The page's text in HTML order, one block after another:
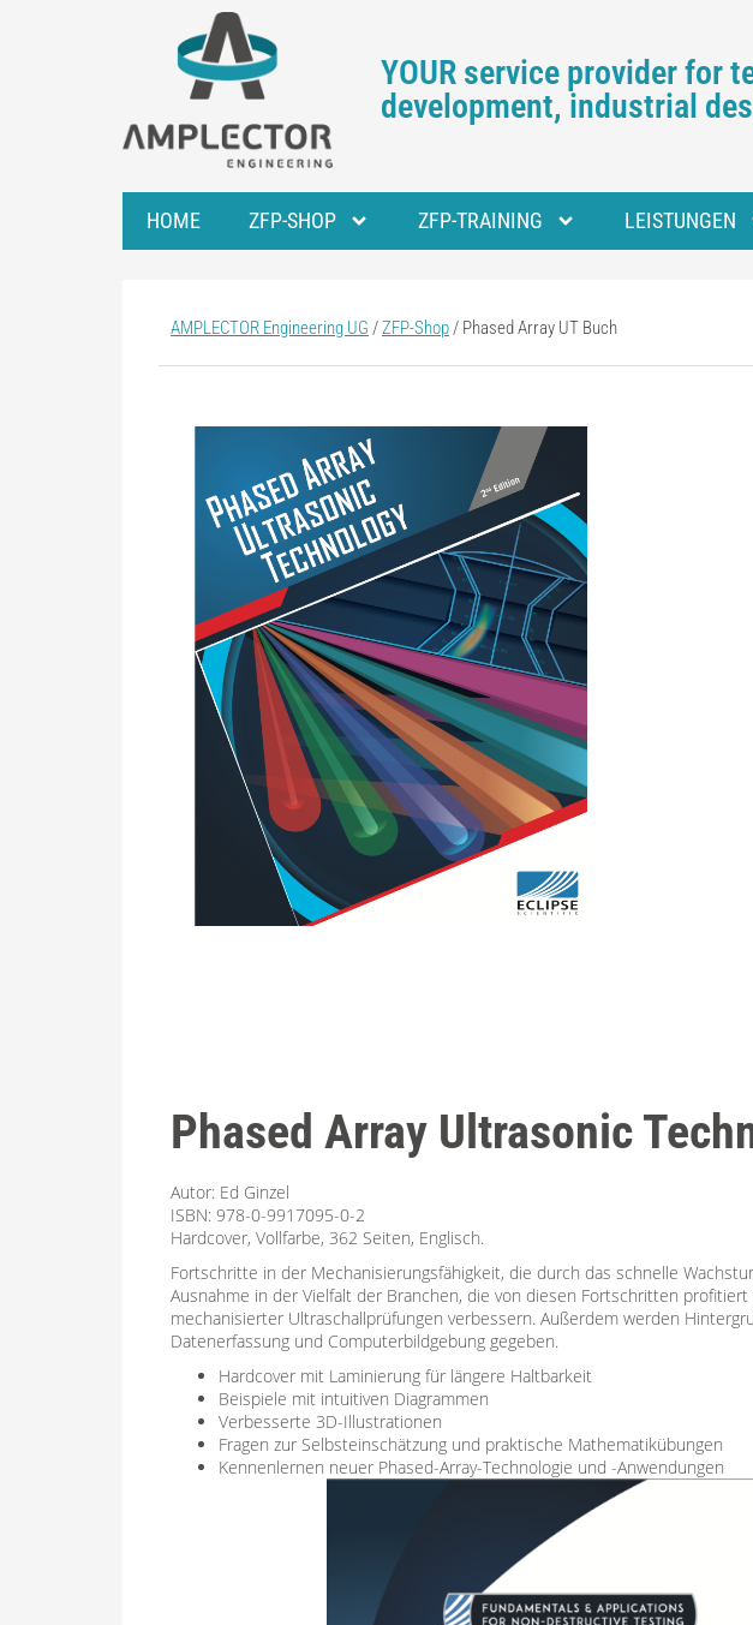
YOUR service provider for
development, industrial
HOME ZFP-SHOP ZFP-TRAINING LEISTUNGEN
AMPLECTOR Engineering UG /ZFP-Shop/ Phased Array UT Buch
Phased Array Ultrasonic
Autor: Ed Ginzel
ISBN: 978-0-9917095-0-2
Hardcover, Vollfarbe, 362 Seiten, Englisch.
Fortschritte in der Mechanisierungsfähigkeit, die durch das schnelle
Ausnahme in der Vielfalt der Branchen, die von diesen Fortschritten
mechanisierter Ultraschallprüfungen verbessern. Außerdem werden
Datenerfassung und Computerbildgebung gegeben.
Hardcover mit Laminierung für längere Haltbarkeit
Beispiele mit intuitiven Diagrammen
Verbesserte 3D-Illustrationen
Fragen zur Selbsteinschätzung und praktische Mathematikübungen
Kennenlernen neuer Phased-Array-Technologie und -Anwendungen